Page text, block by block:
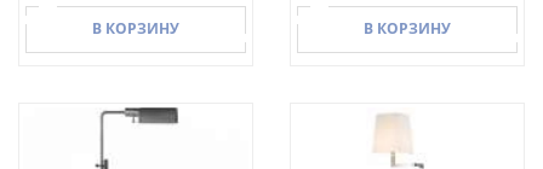
В КОРЗИНУ
В КОРЗИНУ
В КОРЗИНУ
В КОРЗИНУ